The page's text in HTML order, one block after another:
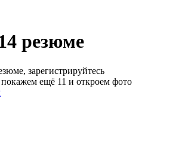
резюме
зарегистрируйтесь
ещё 11 и откроем фото